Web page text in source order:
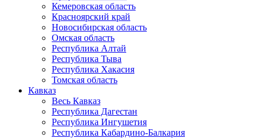
Кемеровская область
Красноярский край
Новосибирская область
Омская область
Республика Алтай
Республика Тыва
Республика Хакасия
Томская область
Кавказ
Весь Кавказ
Республика Дагестан
Республика Ингушетия
Республика Кабардино-Балкария